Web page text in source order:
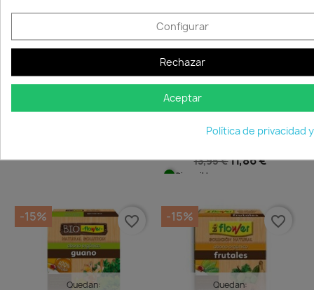
Quedan:
días horas min. seg.
Maceta Terra Redonda
00
días
10 14 13
Compost Ogánico
13,95 €11,86 €
Disponible
Quedan:
-15% favorite_border
Quedan:
-15% favorite_border
Configurar
Rechazar
Aceptar
Política de privacidad